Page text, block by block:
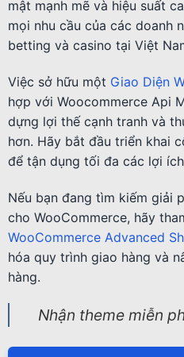
mật mạnh mẽ và hiệu suất
mọi nhu cầu của các doanh
betting và casino tại Việt
Việc sở hữu một Giao Diện
hợp với Woocommerce Api
dựng lợi thế cạnh tranh và
hơn. Hãy bắt đầu triển khai
để tận dụng tối đa các lợi
Nếu bạn đang tìm kiếm giải
cho WooCommerce, hãy
WooCommerce Advanced
hóa quy trình giao hàng và
hàng.
Nhận theme miễn